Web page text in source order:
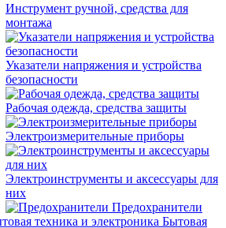
Инструмент ручной, средства для
монтажа
Указатели напряжения и устройства
безопасности
Рабочая одежда, средства защиты
Электроизмерительные приборы
Электроинструменты и аксессуары для
них
Предохранители
Бытовая